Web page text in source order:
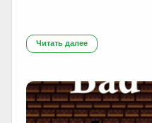
Читать далее